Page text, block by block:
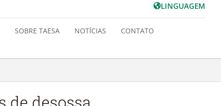
LINGUAGEM
SOBRE TAESA NOTÍCIAS CONTATO